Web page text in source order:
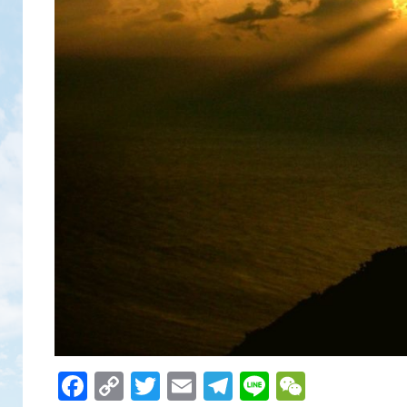
Facebook
CopyTwitter
EmailTelegram
Line